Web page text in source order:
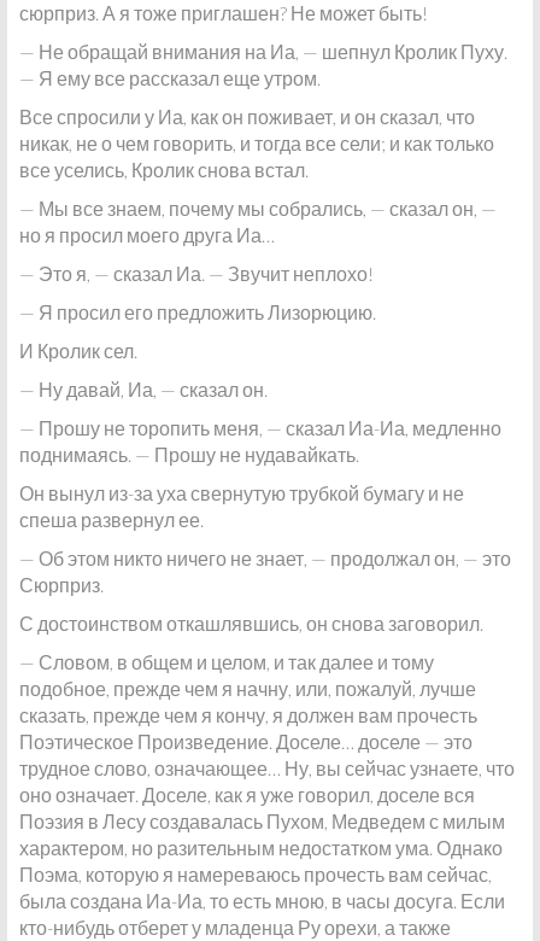
сюрприз. А я тоже приглашен? Не может быть!
— Не обращай внимания на Иа, — шепнул Кролик Пуху.
— Я ему все рассказал еще утром.
Все спросили у Иа, как он поживает, и он сказал, что
никак, не о чем говорить, и тогда все сели; и как только
все уселись, Кролик снова встал.
— Мы все знаем, почему мы собрались, — сказал он, —
но я просил моего друга Иа…
— Это я, — сказал Иа. — Звучит неплохо!
— Я просил его предложить Лизорюцию.
И Кролик сел.
— Ну давай, Иа, — сказал он.
— Прошу не торопить меня, — сказал Иа-Иа, медленно
поднимаясь. — Прошу не нудавайкать.
Он вынул из-за уха свернутую трубкой бумагу и не
спеша развернул ее.
— Об этом никто ничего не знает, — продолжал он, — это
Сюрприз.
С достоинством откашлявшись, он снова заговорил.
— Словом, в общем и целом, и так далее и тому
подобное, прежде чем я начну, или, пожалуй, лучше
сказать, прежде чем я кончу, я должен вам прочесть
Поэтическое Произведение. Доселе… доселе — это
трудное слово, означающее… Ну, вы сейчас узнаете, что
оно означает. Доселе, как я уже говорил, доселе вся
Поэзия в Лесу создавалась Пухом, Медведем с милым
характером, но разительным недостатком ума. Однако
Поэма, которую я намереваюсь прочесть вам сейчас,
была создана Иа-Иа, то есть мною, в часы досуга. Если
кто-нибудь отберет у младенца Ру орехи, а также